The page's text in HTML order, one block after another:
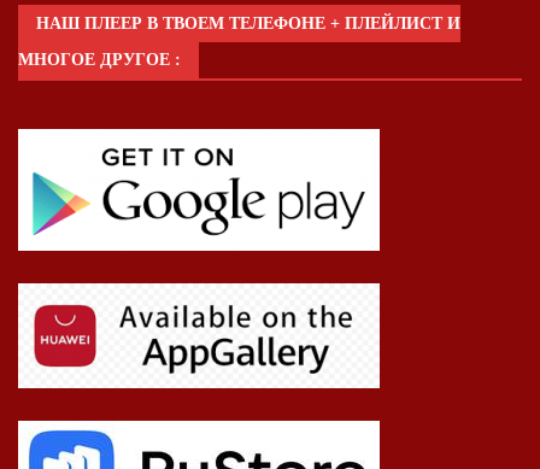
НАШ ПЛЕЕР В ТВОЕМ ТЕЛЕФОНЕ + ПЛЕЙЛИСТ И
МНОГОЕ ДРУГОЕ :